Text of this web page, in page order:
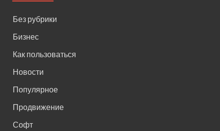
Без рубрики
Бизнес
Как пользоваться
Новости
Популярное
Продвижение
Софт